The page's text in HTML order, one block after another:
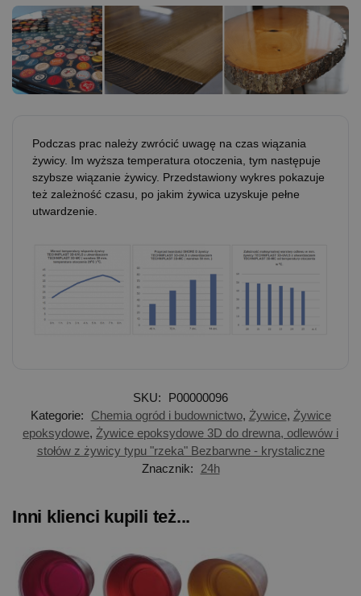
Podczas prac należy zwrócić uwagę na czas wiązania
żywicy. Im wyższa temperatura otoczenia, tym następuje
szybsze wiązanie żywicy. Przedstawiony wykres pokazuje
też zależność czasu, po jakim żywica uzyskuje pełne
utwardzenie.
SKU:
P00000096
Kategorie:
Chemia ogród i budownictwo, Żywice, Żywice
epoksydowe, Żywice epoksydowe 3D do drewna, odlewów i
stołów z żywicy typu "rzeka" Bezbarwne - krystaliczne
Znacznik:
24h
Inni klienci kupili też...